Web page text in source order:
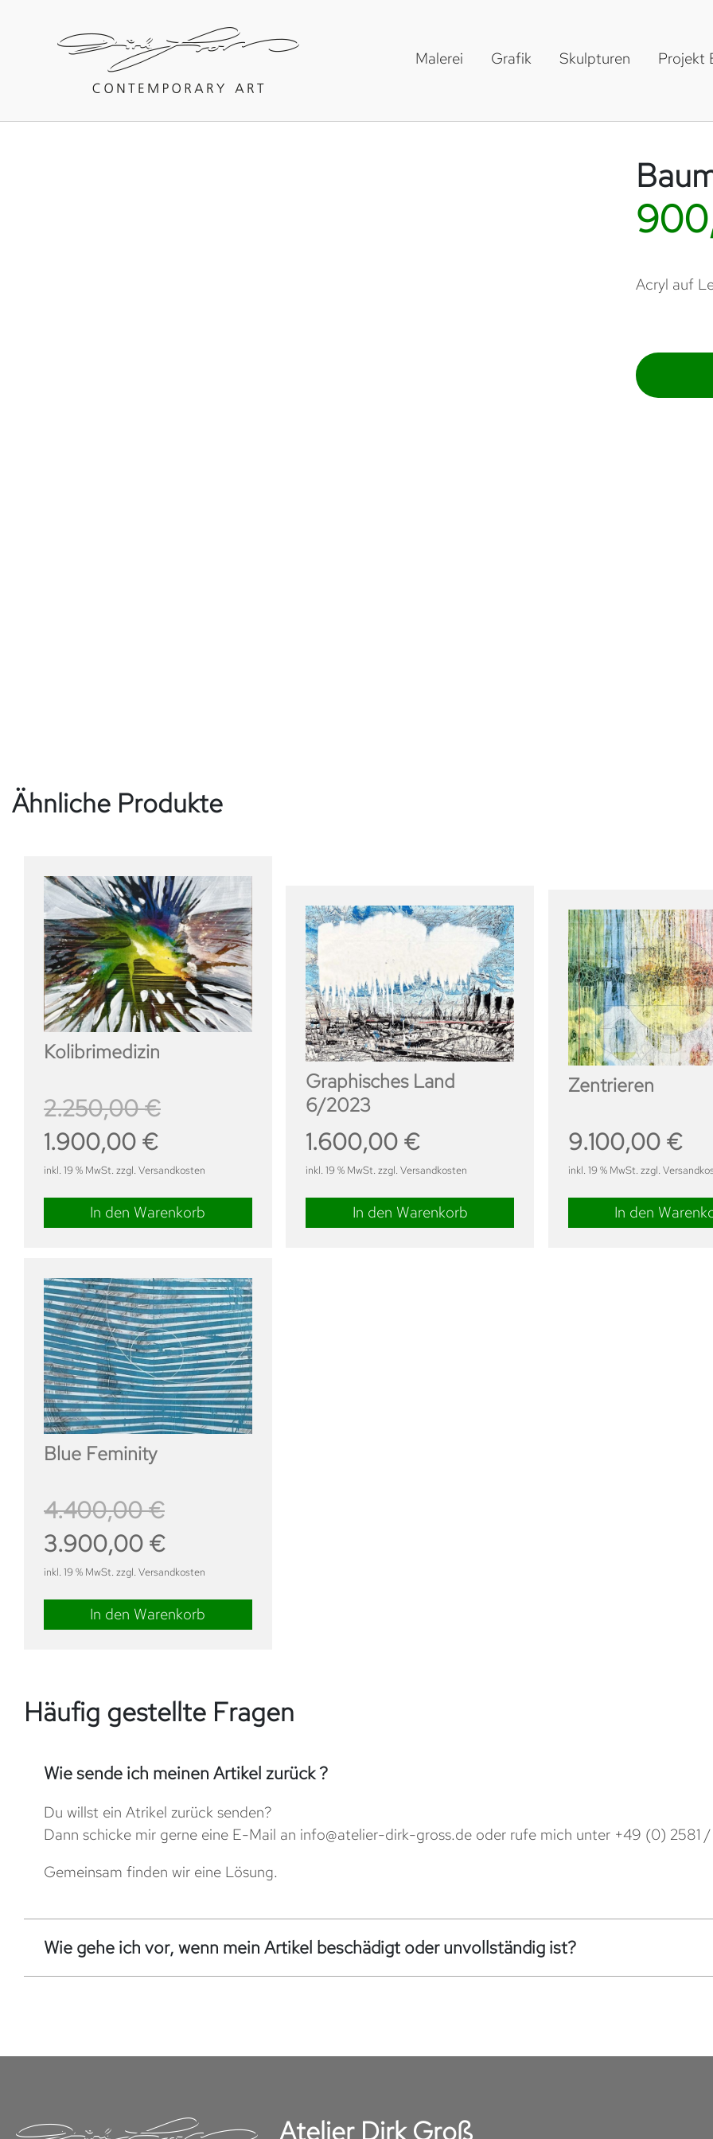
Malerei Grafik Skulpturen Projekt
Acryl auf
Ähnliche Produkte
Kolibrimedizin
2.250,00€
Ursprünglicher
Preis
war:
2.250,00 €
1.900,00 €Aktueller
ist:
1.900,00 €.
inkl. 19 % MwSt. zzgl. Versandkosten
In den Warenkorb
Graphisches Land
6/2023
1.600,00 €
inkl. 19 % MwSt. zzgl. Versandkosten
In den Warenkorb
Zentrieren
9.100,00 €
inkl. 19 % MwSt. zzgl.
In den
Blue Feminity
4.400,00€
Ursprünglicher
Preis
war:
4.400,00 €
3.900,00 €Aktueller
ist:
3.900,00 €.
inkl. 19 % MwSt. zzgl. Versandkosten
In den Warenkorb
Häufig gestellte Fragen
Wie sende ich meinen Artikel zurück ?
Du willst ein Atrikel zurück senden?
Dann schicke mir gerne eine E-Mail an info@atelier-dirk-gross.de oder rufe mich unter +49 (0) 2581
Gemeinsam finden wir eine Lösung.
Wie gehe ich vor, wenn mein Artikel beschädigt oder unvollständig ist?
Atelier Dirk Groß